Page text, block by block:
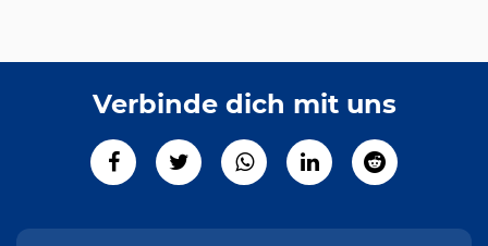
Verbinde dich mit uns